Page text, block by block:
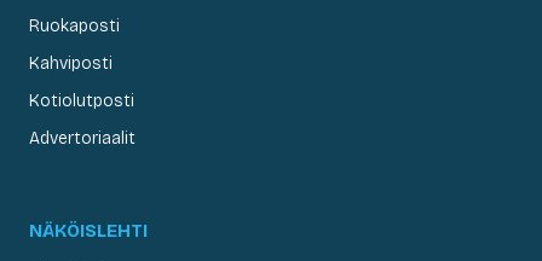
Ruokaposti
Kahviposti
Kotiolutposti
Advertoriaalit
NÄKÖISLEHTI